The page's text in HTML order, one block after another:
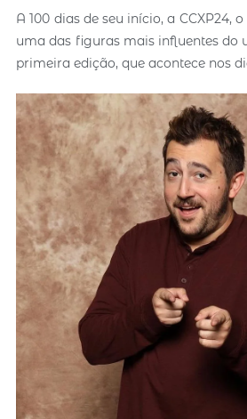
A 100 dias de seu início, a
uma das figuras mais influentes do
primeira edição, que acontece nos